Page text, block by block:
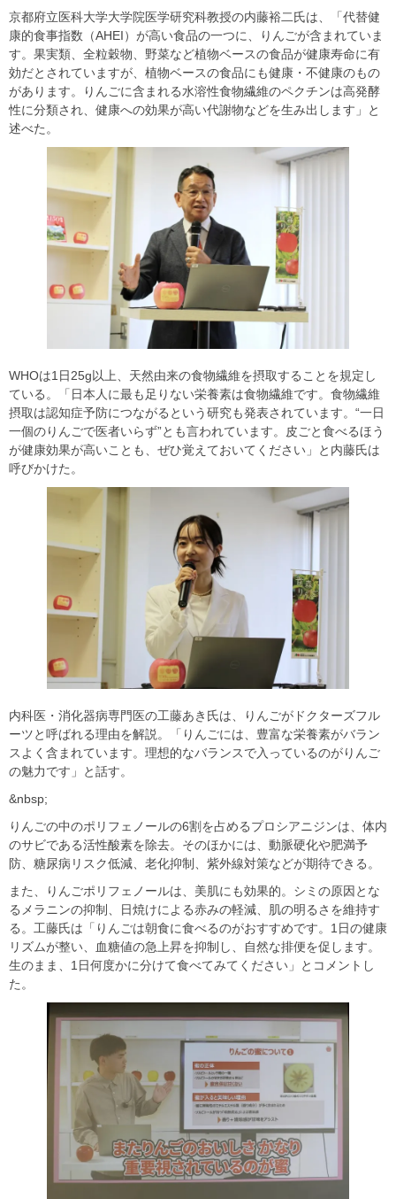
京都府立医科大学大学院医学研究科教授の内藤裕二氏は、「代替健
康的食事指数（AHEI）が高い食品の一つに、りんごが含まれていま
す。果実類、全粒穀物、野菜など植物ベースの食品が健康寿命に有
効だとされていますが、植物ベースの食品にも健康・不健康のもの
があります。りんごに含まれる水溶性食物繊維のペクチンは高発酵
性に分類され、健康への効果が高い代謝物などを生み出します」と
述べた。
WHOは1日25g以上、天然由来の食物繊維を摂取することを規定し
ている。「日本人に最も足りない栄養素は食物繊維です。食物繊維
摂取は認知症予防につながるという研究も発表されています。“一日
一個のりんごで医者いらず”とも言われています。皮ごと食べるほう
が健康効果が高いことも、ぜひ覚えておいてください」と内藤氏は
呼びかけた。
内科医・消化器病専門医の工藤あき氏は、りんごがドクターズフル
ーツと呼ばれる理由を解説。「りんごには、豊富な栄養素がバラン
スよく含まれています。理想的なバランスで入っているのがりんご
の魅力です」と話す。
&nbsp;
りんごの中のポリフェノールの6割を占めるプロシアニジンは、体内
のサビである活性酸素を除去。そのほかには、動脈硬化や肥満予
防、糖尿病リスク低減、老化抑制、紫外線対策などが期待できる。
また、りんごポリフェノールは、美肌にも効果的。シミの原因とな
るメラニンの抑制、日焼けによる赤みの軽減、肌の明るさを維持す
る。工藤氏は「りんごは朝食に食べるのがおすすめです。1日の健康
リズムが整い、血糖値の急上昇を抑制し、自然な排便を促します。
生のまま、1日何度かに分けて食べてみてください」とコメントし
た。